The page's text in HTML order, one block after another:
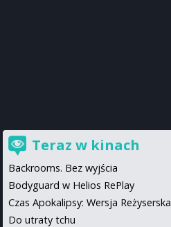
Teraz w kinach
Backrooms. Bez wyjścia
Bodyguard w Helios RePlay
Czas Apokalipsy: Wersja Reżyserska
Do utraty tchu